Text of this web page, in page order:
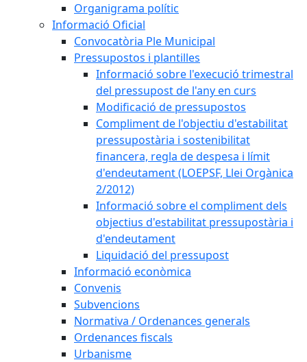
Organigrama polític
Informació Oficial
Convocatòria Ple Municipal
Pressupostos i plantilles
Informació sobre l'execució trimestral
del pressupost de l'any en curs
Modificació de pressupostos
Compliment de l'objectiu d'estabilitat
pressupostària i sostenibilitat
financera, regla de despesa i límit
d'endeutament (LOEPSF, Llei Orgànica
2/2012)
Informació sobre el compliment dels
objectius d'estabilitat pressupostària i
d'endeutament
Liquidació del pressupost
Informació econòmica
Convenis
Subvencions
Normativa / Ordenances generals
Ordenances fiscals
Urbanisme